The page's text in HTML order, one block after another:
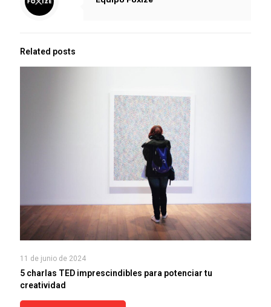
Related posts
11 de junio de 2024
5 charlas TED imprescindibles para potenciar tu
creatividad